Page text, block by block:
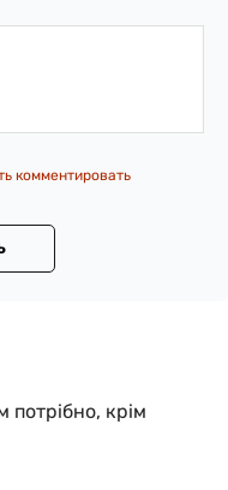
комментировать
крім